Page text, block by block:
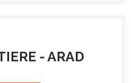
- ARAD